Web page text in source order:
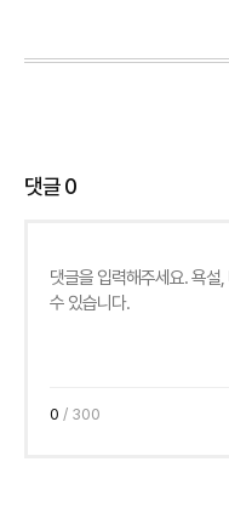
댓글0
0 / 300